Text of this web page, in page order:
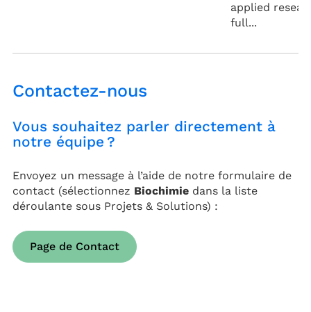
applied
full...
Contactez-nous
Vous souhaitez parler directement à
notre équipe ?
Envoyez un message à l’aide de notre formulaire de
contact (sélectionnez Biochimie dans la liste
déroulante sous Projets & Solutions) :
Page de Contact